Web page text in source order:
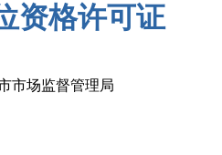
资格许可证
市场监督管理局